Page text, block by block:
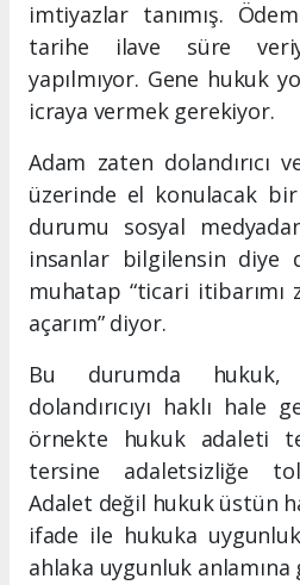
imtiyazlar tanımış.
tarihe ilave süre
yapılmıyor. Gene hukuk
icraya vermek gerekiyor.
Adam zaten dolandırıcı
üzerinde el konulacak bir
durumu sosyal
insanlar bilgilensin diye
muhatap “ticari itibarımı
açarım” diyor.
Bu durumda hukuk,
dolandırıcıyı haklı hale
örnekte hukuk adaleti
tersine adaletsizliğe
Adalet değil hukuk üstün
ifade ile hukuka
ahlaka uygunluk anlamına